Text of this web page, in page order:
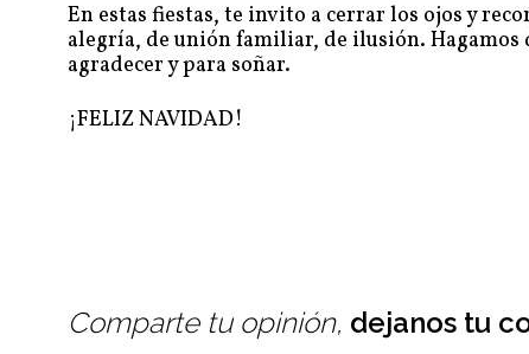
En estas fiestas, te invito a cerrar los ojos y
alegría, de unión familiar, de ilusión.
agradecer y para soñar.
¡FELIZ NAVIDAD!
Comparte tu opinión, dejanos tu